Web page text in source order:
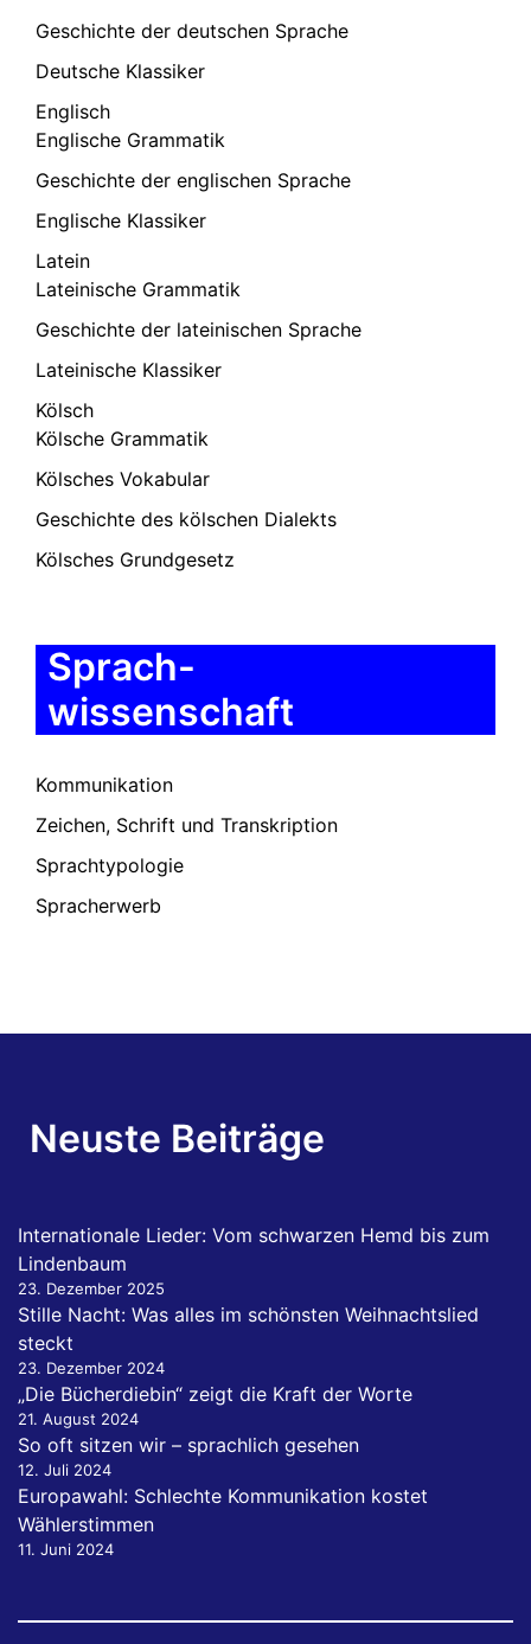
Geschichte der deutschen Sprache
Deutsche Klassiker
Englisch
Englische Grammatik
Geschichte der englischen Sprache
Englische Klassiker
Latein
Lateinische Grammatik
Geschichte der lateinischen Sprache
Lateinische Klassiker
Kölsch
Kölsche Grammatik
Kölsches Vokabular
Geschichte des kölschen Dialekts
Kölsches Grundgesetz
Sprach-
wissenschaft
Kommunikation
Zeichen, Schrift und Transkription
Sprachtypologie
Spracherwerb
Neuste Beiträge
Internationale Lieder: Vom schwarzen Hemd bis zum
Lindenbaum
23. Dezember 2025
Stille Nacht: Was alles im schönsten Weihnachtslied
steckt
23. Dezember 2024
„Die Bücherdiebin“ zeigt die Kraft der Worte
21. August 2024
So oft sitzen wir – sprachlich gesehen
12. Juli 2024
Europawahl: Schlechte Kommunikation kostet
Wählerstimmen
11. Juni 2024